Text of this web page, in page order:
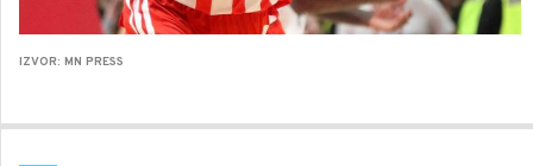
IZVOR: MN PRESS